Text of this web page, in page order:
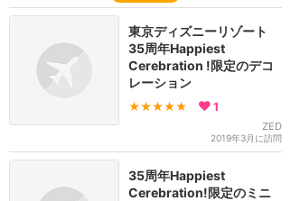
東京ディズニーリゾート
35周年Happiest
Cerebration !限定のデコ
レーション
★★★★★ 1
ZED
2019年3月に訪問
35周年Happiest
Cerebration!限定のミニ